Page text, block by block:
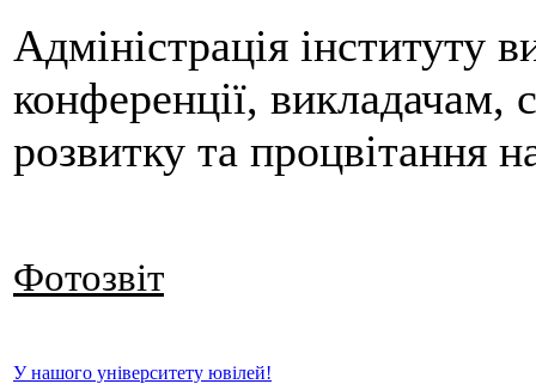
Адміністрація інституту
конференції, викладачам,
розвитку та процвітання
Фотозвіт
У нашого університету ювілей!